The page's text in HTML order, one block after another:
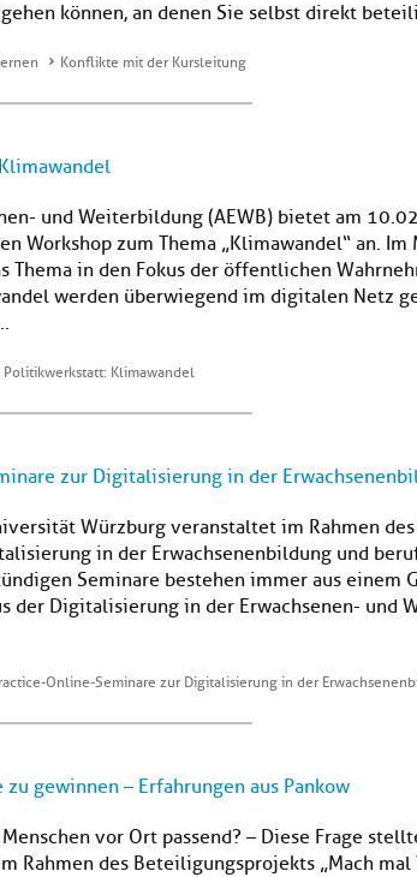
können, an denen Sie selbst direkt
Konflikte mit der Kursleitung
und Weiterbildung (AEWB) bietet am
Workshop zum Thema „Klimawandel“ an.
Thema in den Fokus der öffentlichen
werden überwiegend im digitalen Netz
Politikwerkstatt: Klimawandel
zur Digitalisierung in der
Würzburg veranstaltet im Rahmen
in der Erwachsenenbildung und
Seminare bestehen immer aus einem
der Digitalisierung in der Erwachsenen- und
Online-Seminare zur Digitalisierung in der
gewinnen – Erfahrungen aus Pankow
vor Ort passend? – Diese Frage
Rahmen des Beteiligungsprojekts „Mach mal